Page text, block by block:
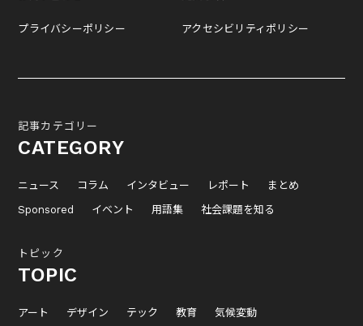
プライバシーポリシー アクセシビリティポリシー
記事カテゴリー
CATEGORY
ニュース コラム インタビュー レポート
まとめ
Sponsored
イベント 用語集 社会課題を知る
トピック
TOPIC
アート デザイン テック 教育 気候変動